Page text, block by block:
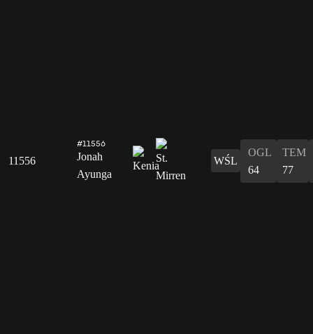
11556
#11556
Jonah
Ayunga
WŚL
OGL
64
TEM
77